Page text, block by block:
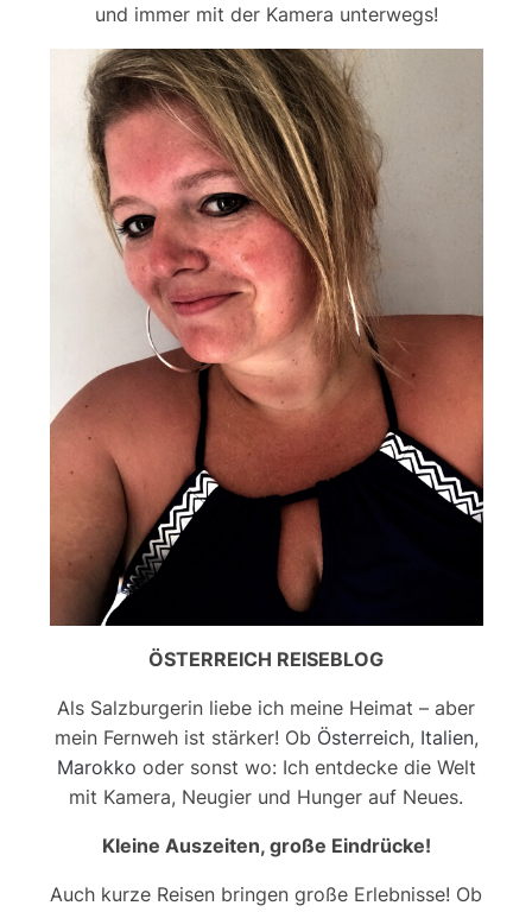
und immer mit der Kamera unterwegs!
ÖSTERREICH REISEBLOG
Als Salzburgerin liebe ich meine Heimat – aber
mein Fernweh ist stärker! Ob Österreich, Italien,
Marokko oder sonst wo: Ich entdecke die Welt
mit Kamera, Neugier und Hunger auf Neues.
Kleine Auszeiten, große Eindrücke!
Auch kurze Reisen bringen große Erlebnisse! Ob